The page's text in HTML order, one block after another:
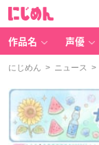
作品名 声優
にじめん > ニュース >